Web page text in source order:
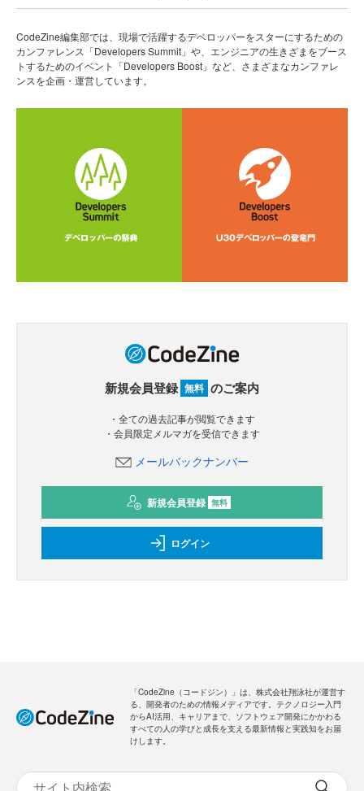
CodeZine編集部では、現場で活躍するデベロッパーをスターにするための
カンファレンス「Developers Summit」や、エンジニアの生きざまをブース
トするためのイベント「Developers Boost」など、さまざまなカンファレ
ンスを企画・運営しています。
新規会員登録 無料 のご案内
・全ての過去記事が閲覧できます
・会員限定メルマガを受信できます
メールバックナンバー
新規会員登録 無料
ログイン
「CodeZine（コードジン）」は、株式会社翔泳社が運営す
る、開発者のための情報メディアです。テクノロジー入門
からAI活用、キャリアまで、ソフトウェア開発にかかわる
すべての人の学びと成長を支える最新情報と実践知をお届
けします。